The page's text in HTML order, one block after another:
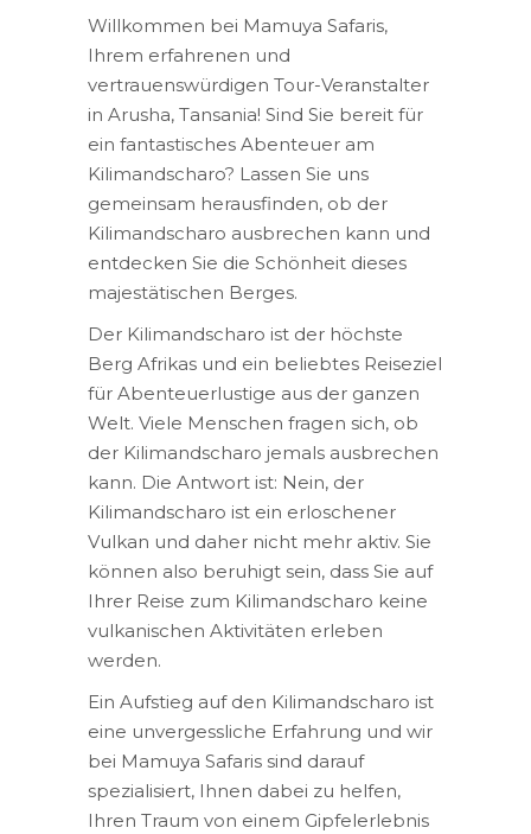
Willkommen bei Mamuya Safaris,
Ihrem erfahrenen und
vertrauenswürdigen Tour-Veranstalter
in Arusha, Tansania! Sind Sie bereit für
ein fantastisches Abenteuer am
Kilimandscharo? Lassen Sie uns
gemeinsam herausfinden, ob der
Kilimandscharo ausbrechen kann und
entdecken Sie die Schönheit dieses
majestätischen Berges.
Der Kilimandscharo ist der höchste
Berg Afrikas und ein beliebtes Reiseziel
für Abenteuerlustige aus der ganzen
Welt. Viele Menschen fragen sich, ob
der Kilimandscharo jemals ausbrechen
kann. Die Antwort ist: Nein, der
Kilimandscharo ist ein erloschener
Vulkan und daher nicht mehr aktiv. Sie
können also beruhigt sein, dass Sie auf
Ihrer Reise zum Kilimandscharo keine
vulkanischen Aktivitäten erleben
werden.
Ein Aufstieg auf den Kilimandscharo ist
eine unvergessliche Erfahrung und wir
bei Mamuya Safaris sind darauf
spezialisiert, Ihnen dabei zu helfen,
Ihren Traum von einem Gipfelerlebnis